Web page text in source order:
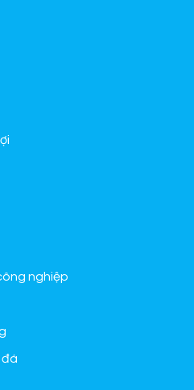
nghiệp
đá